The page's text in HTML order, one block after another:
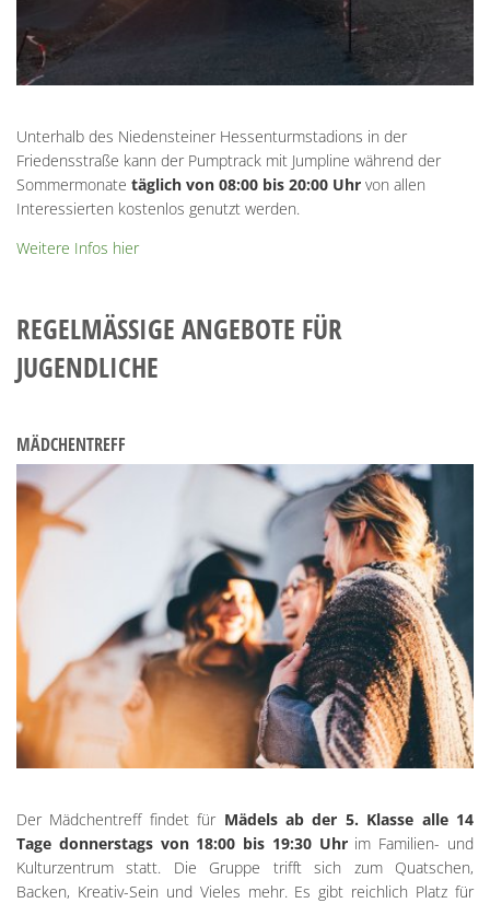
Unterhalb des Niedensteiner Hessenturmstadions in der
Friedensstraße kann der Pumptrack mit Jumpline während der
Sommermonate täglich von 08:00 bis 20:00 Uhr von allen
Interessierten kostenlos genutzt werden.
Weitere Infos hier
REGELMÄSSIGE ANGEBOTE FÜR J
UGENDLICHE
MÄDCHENTREFF
Der Mädchentreff findet für Mädels ab der 5. Klasse alle 14
Tage donnerstags von 18:00 bis 19:30 Uhr im Familien- und
Kulturzentrum statt. Die Gruppe trifft sich zum Quatschen,
Backen, Kreativ-Sein und Vieles mehr. Es gibt reichlich Platz für